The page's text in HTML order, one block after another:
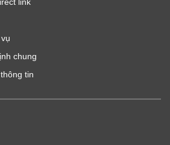
chung
tin